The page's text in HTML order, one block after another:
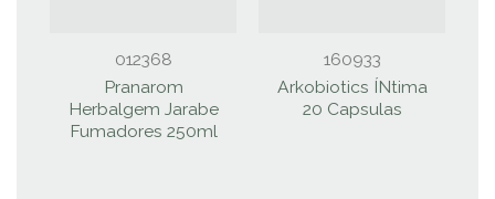
012368
Pranarom
Herbalgem Jarabe
Fumadores 250ml
160933
Arkobiotics ÍNtima
20 Capsulas